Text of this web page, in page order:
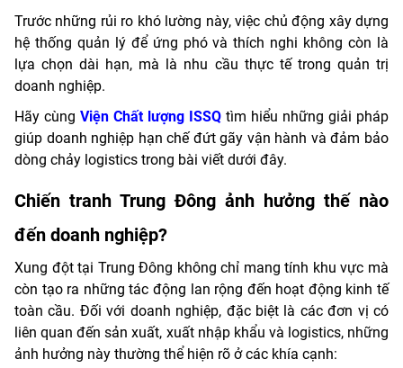
Trước những rủi ro khó lường này, việc chủ động xây dựng
hệ thống quản lý để ứng phó và thích nghi không còn là
lựa chọn dài hạn, mà là nhu cầu thực tế trong quản trị
doanh nghiệp.
Hãy cùng Viện Chất lượng ISSQ tìm hiểu những giải pháp
giúp doanh nghiệp hạn chế đứt gãy vận hành và đảm bảo
dòng chảy logistics trong bài viết dưới đây.
Chiến tranh Trung Đông ảnh hưởng thế nào
đến doanh nghiệp?
Xung đột tại Trung Đông không chỉ mang tính khu vực mà
còn tạo ra những tác động lan rộng đến hoạt động kinh tế
toàn cầu. Đối với doanh nghiệp, đặc biệt là các đơn vị có
liên quan đến sản xuất, xuất nhập khẩu và logistics, những
ảnh hưởng này thường thể hiện rõ ở các khía cạnh: